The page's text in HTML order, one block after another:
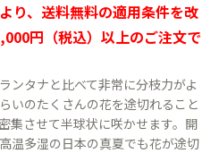
り、送料無料の適用条件を改
円（税込）以上のご注文で
ンタナと比べて非常に分枝力がよ
いのたくさんの花を途切れること
集させて半球状に咲かせます。開
温多湿の日本の真夏でも花が途切